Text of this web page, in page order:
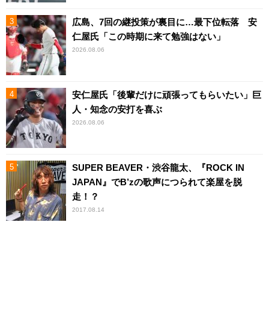
広島、7回の継投策が裏目に…最下位転落 安
仁屋氏「この時期に来て勉強はない」
2026.08.06
安仁屋氏「後輩だけに頑張ってもらいたい」巨
人・知念の安打を喜ぶ
2026.08.06
SUPER BEAVER・渋谷龍太、『ROCK IN
JAPAN』でB’zの歌声につられて楽屋を脱
走！？
2017.08.14